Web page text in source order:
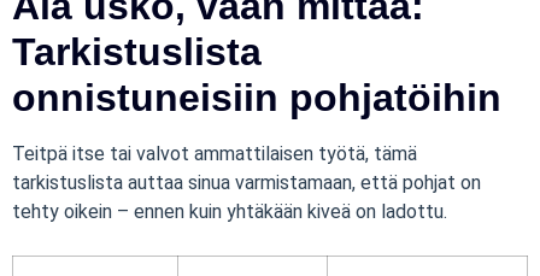
Tarkistuslista
onnistuneisiin pohjatöihin
Teitpä itse tai valvot ammattilaisen työtä, tämä
tarkistuslista auttaa sinua varmistamaan, että pohjat on
tehty oikein – ennen kuin yhtäkään kiveä on ladottu.